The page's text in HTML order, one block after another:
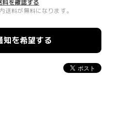
料を確認する
料が無料になります。
知を希望する